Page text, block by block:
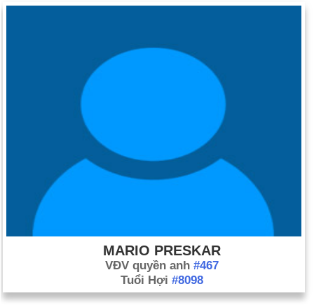
MARIO PRESKAR
VĐV quyền anh #467
Tuổi Hợi #8098